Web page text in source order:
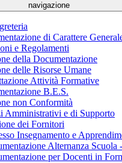
navigazione
di Carattere
e Regolamenti
della Documentazione
delle Risorse Umane
Attività Formative
B.E.S.
non Conformità
Amministrativi e di Supporto
dei Fornitori
Insegnamento e
Alternanza Scuola
per Docenti in